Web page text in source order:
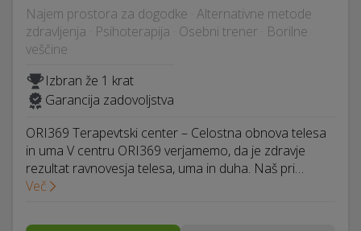
Najem prostora za dogodke · Alternativne metode
zdravljenja · Psihoterapija · Osebni trener · Borilne
veščine
Izbran že 1 krat
Garancija zadovoljstva
ORI369 Terapevtski center – Celostna obnova telesa
in uma V centru ORI369 verjamemo, da je zdravje
rezultat ravnovesja telesa, uma in duha. Naš pri…
Več